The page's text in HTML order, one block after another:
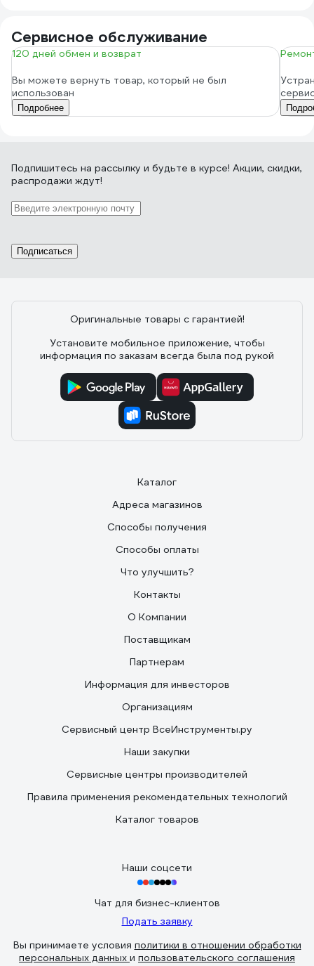
Сервисное обслуживание
120 дней обмен и возврат
Вы можете вернуть товар, который не был
использован
Подробнее
Подпишитесь на рассылку и будьте в курсе! Акции, скидки,
распродажи ждут!
Подписаться
Оригинальные товары с гарантией!
Установите мобильное приложение, чтобы
информация по заказам всегда была под рукой
Каталог
Адреса магазинов
Способы получения
Способы оплаты
Что улучшить?
Контакты
О Компании
Поставщикам
Партнерам
Информация для инвесторов
Организациям
Сервисный центр ВсеИнструменты.ру
Наши закупки
Сервисные центры производителей
Правила применения рекомендательных технологий
Каталог товаров
Наши соцсети
Чат для бизнес-клиентов
Подать заявку
Вы принимаете условия политики в отношении обработки
персональных данных и пользовательского соглашения